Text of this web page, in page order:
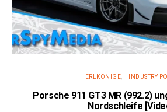
ERLKÖNIGE INDUSTRY
Porsche 911 GT3 MR (992.2)
Nordschleife